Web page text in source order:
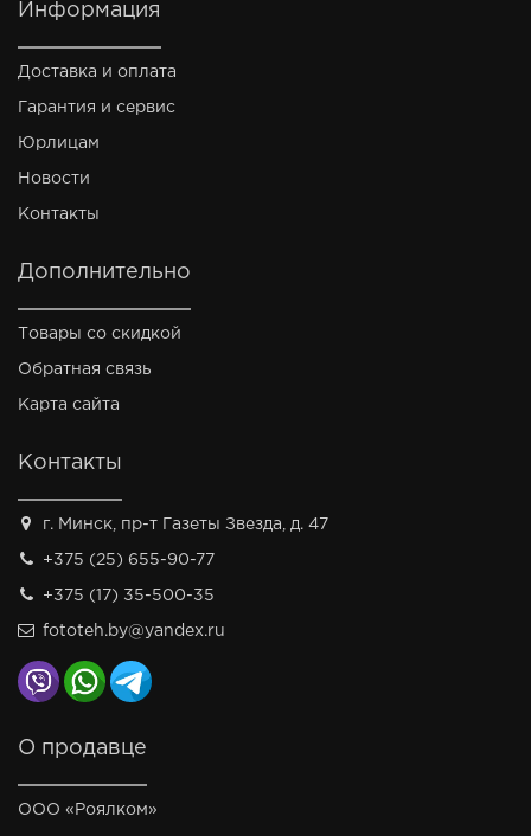
Информация
Доставка и оплата
Гарантия и сервис
Юрлицам
Новости
Контакты
Дополнительно
Товары со скидкой
Обратная связь
Карта сайта
Контакты
г. Минск, пр-т Газеты Звезда, д. 47
+375 (25) 655-90-77
+375 (17) 35-500-35
fototeh.by@yandex.ru
О продавце
ООО «Роялком»